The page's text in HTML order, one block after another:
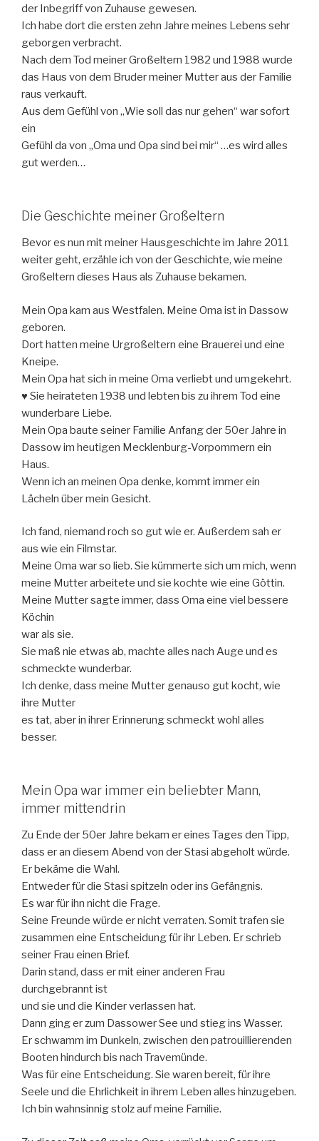
der Inbegriff von Zuhause gewesen.
Ich habe dort die ersten zehn Jahre meines Lebens sehr
geborgen verbracht.
Nach dem Tod meiner Großeltern 1982 und 1988 wurde
das Haus von dem Bruder meiner Mutter aus der Familie
raus verkauft.
Aus dem Gefühl von „Wie soll das nur gehen“ war sofort
ein
Gefühl da von „Oma und Opa sind bei mir“ …es wird alles
gut werden…
Die Geschichte meiner Großeltern
Bevor es nun mit meiner Hausgeschichte im Jahre 2011
weiter geht, erzähle ich von der Geschichte, wie meine
Großeltern dieses Haus als Zuhause bekamen.
Mein Opa kam aus Westfalen. Meine Oma ist in Dassow
geboren.
Dort hatten meine Urgroßeltern eine Brauerei und eine
Kneipe.
Mein Opa hat sich in meine Oma verliebt und umgekehrt.
♥ Sie heirateten 1938 und lebten bis zu ihrem Tod eine
wunderbare Liebe.
Mein Opa baute seiner Familie Anfang der 50er Jahre in
Dassow im heutigen Mecklenburg-Vorpommern ein
Haus.
Wenn ich an meinen Opa denke, kommt immer ein
Lächeln über mein Gesicht.
Ich fand, niemand roch so gut wie er. Außerdem sah er
aus wie ein Filmstar.
Meine Oma war so lieb. Sie kümmerte sich um mich, wenn
meine Mutter arbeitete und sie kochte wie eine Göttin.
Meine Mutter sagte immer, dass Oma eine viel bessere
Köchin
war als sie.
Sie maß nie etwas ab, machte alles nach Auge und es
schmeckte wunderbar.
Ich denke, dass meine Mutter genauso gut kocht, wie
ihre Mutter
es tat, aber in ihrer Erinnerung schmeckt wohl alles
besser.
Mein Opa war immer ein beliebter Mann,
immer mittendrin
Zu Ende der 50er Jahre bekam er eines Tages den Tipp,
dass er an diesem Abend von der Stasi abgeholt würde.
Er bekäme die Wahl.
Entweder für die Stasi spitzeln oder ins Gefängnis.
Es war für ihn nicht die Frage.
Seine Freunde würde er nicht verraten. Somit trafen sie
zusammen eine Entscheidung für ihr Leben. Er schrieb
seiner Frau einen Brief.
Darin stand, dass er mit einer anderen Frau
durchgebrannt ist
und sie und die Kinder verlassen hat.
Dann ging er zum Dassower See und stieg ins Wasser.
Er schwamm im Dunkeln, zwischen den patrouillierenden
Booten hindurch bis nach Travemünde.
Was für eine Entscheidung. Sie waren bereit, für ihre
Seele und die Ehrlichkeit in ihrem Leben alles hinzugeben.
Ich bin wahnsinnig stolz auf meine Familie.